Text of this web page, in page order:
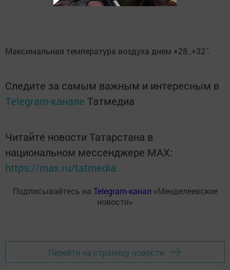
Максимальная температура воздуха днем +28..+32 ̊.
Следите за самым важным и интересным в
Telegram-канале Татмедиа
Читайте новости Татарстана в
национальном мессенджере MАХ:
https://max.ru/tatmedia
Подписывайтесь на Telegram-канал «Менделеевские
новости»
Перейти на страницу новости